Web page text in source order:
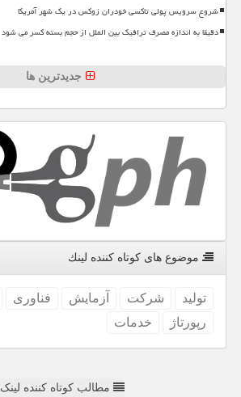
شروع سرویس پولی تاکسی خودران زوکس در یک شهر آمریکا
دقیقا به اندازه مصرف ترافیک بین الملل از حجم بسته کسر می شود
جدیدترین ها
موضوع های كوتاه كننده لینك
تولید شركت آزمایش فناوری
رپورتاژ
خدمات
مطالب کوتاه کننده لینک